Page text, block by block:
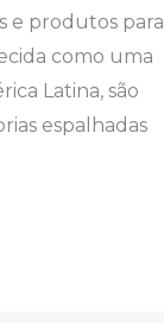
e produtos para
como uma
Latina, são
espalhadas